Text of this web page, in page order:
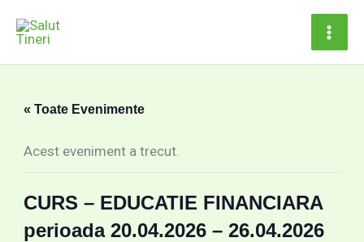
« Toate Evenimente
Acest eveniment a trecut.
CURS – EDUCATIE FINANCIARA
perioada 20.04.2026 – 26.04.2026